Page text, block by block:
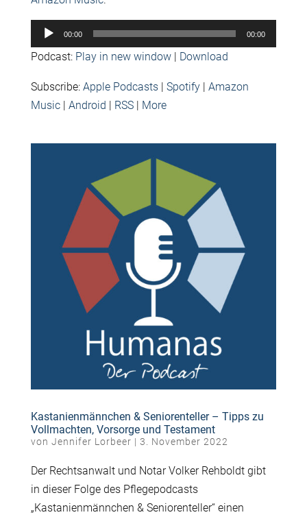
Audio-
Player
00:00 00:00
Podcast: Play in new window| Download
Subscribe: Apple Podcasts| Spotify| Amazon
Music| Android RSS| More
Kastanienmännchen & Seniorenteller – Tipps zu
Vollmachten, Vorsorge und Testament
von Jennifer Lorbeer | 3. November 2022
Der Rechtsanwalt und Notar Volker Rehboldt gibt
in dieser Folge des Pflegepodcasts
„Kastanienmännchen & Seniorenteller“ einen